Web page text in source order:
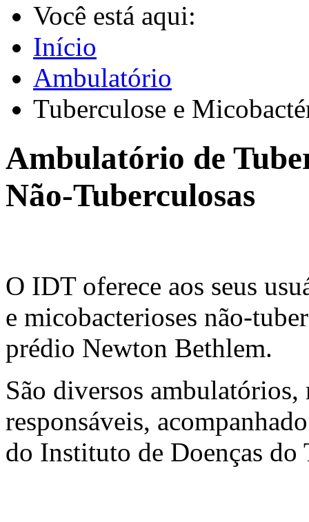
Você está aqui:
Início
Ambulatório
Tuberculose e
Ambulatório de
Não-Tuberculosas
O IDT oferece aos seus
e micobacterioses não-
prédio Newton Bethlem.
São diversos
responsáveis,
do Instituto de Doenças